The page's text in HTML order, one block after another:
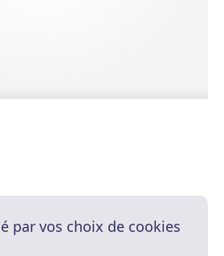
par vos choix de cookies